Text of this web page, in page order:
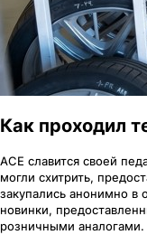
Как проходил
ACE славится своей
могли схитрить,
закупались анонимно в
новинки,
розничными аналогами.